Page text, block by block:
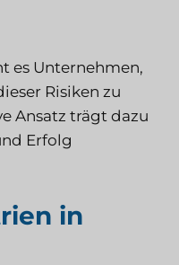
es Unternehmen,
Risiken zu
Ansatz trägt dazu
Erfolg
in